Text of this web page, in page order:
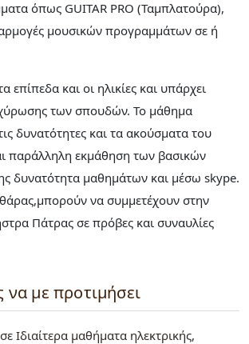
όπως GUITAR PRO (Ταμπλατούρα),
μουσικών προγραμμάτων σε ή
επίπεδα και οι ηλικίες και υπάρχει
των σπουδών. Το μάθημα
δυνατότητες και τα ακούσματα του
παράλληλη εκμάθηση των βασικών
δυνατότητα μαθημάτων και μέσω skype.
να συμμετέχουν στην
Πάτρας σε πρόβες και συναυλίες
να με προτιμήσει
Ιδιαίτερα μαθήματα ηλεκτρικής,